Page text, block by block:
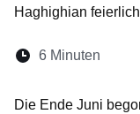
Haghighian
Lesedauer:
6 Minuten
Die Ende Juni